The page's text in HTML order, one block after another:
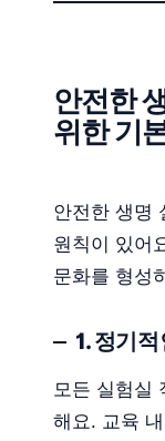
안전한
위한 기
안전한 생명
원칙이 있어
문화를 형성
1. 정기
모든 실험실
해요. 교육